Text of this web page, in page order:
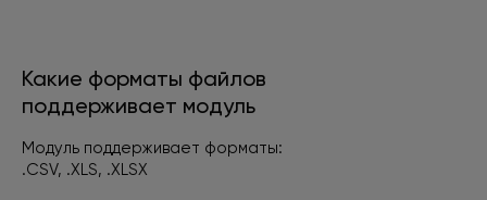
Какие форматы файлов
поддерживает модуль
Модуль поддерживает форматы:
.CSV, .XLS, .XLSX